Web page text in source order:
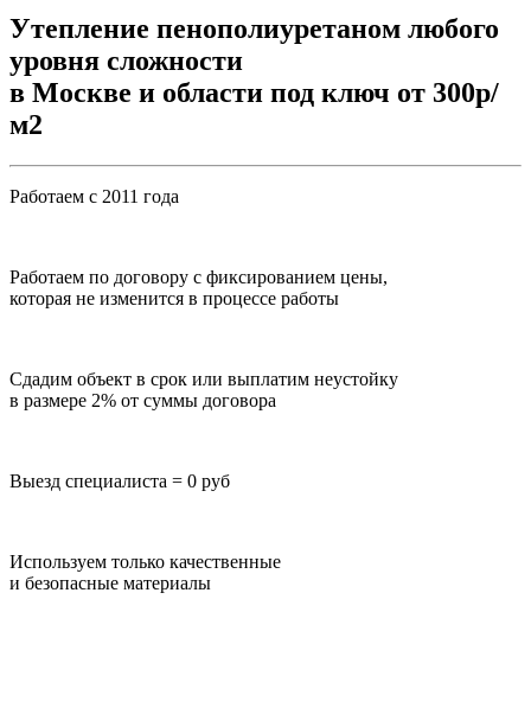
Утепление пенополиуретаном любого
уровня сложности
в Москве и области под ключ от 300р/
м2
Работаем с 2011 года
Работаем по договору с фиксированием цены,
которая не изменится в процессе работы
Сдадим объект в срок или выплатим неустойку
в размере 2% от суммы договора
Выезд специалиста = 0 руб
Используем только качественные
и безопасные материалы